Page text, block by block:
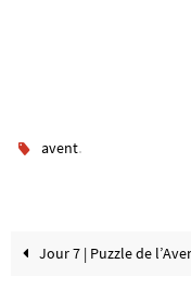
avent.
Jour 7 | Puzzle de